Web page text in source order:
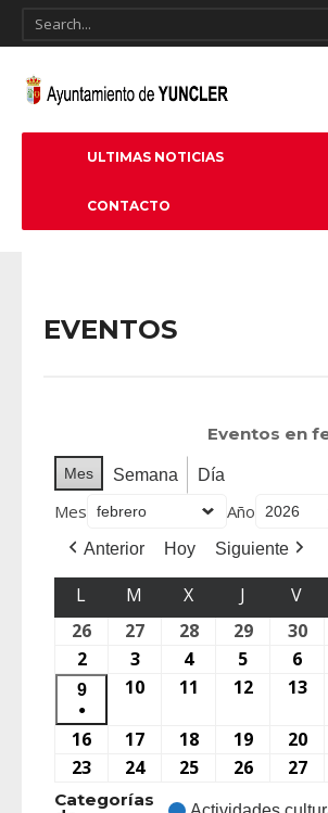
ULTIMAS NOTICIAS
CONTACTO
EVENTOS
Eventos en
Mes Semana Día
Mes Año
Anterior Hoy Siguiente
L M X J V
26
27 28 29 30
2
3 4 5 6
9
●
10 11 12 13
16 17 18 19 20
23
24 25 26 27
Categorías